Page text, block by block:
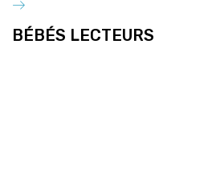
BÉBÉS LECTEURS